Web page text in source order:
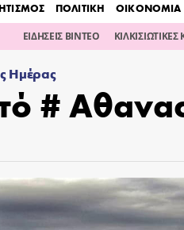
ΠΟΛΙΤΙΚΗ ΟΙΚΟΝΟΜΙΑ
ΕΙΔΗΣΕΙΣ ΒΙΝΤΕΟ
Ημέρας
#